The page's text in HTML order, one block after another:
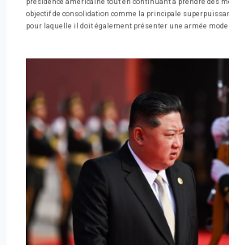
présidence américaine tout en continuant à prendre des
objectif de consolidation comme la principale
pour laquelle il doit également présenter une armée